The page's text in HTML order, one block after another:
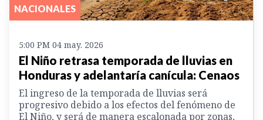
NACIONALES
5:00 PM 04 may. 2026
El Niño retrasa temporada de lluvias en
Honduras y adelantaría canícula: Cenaos
El ingreso de la temporada de lluvias será
progresivo debido a los efectos del fenómeno de
El Niño, y será de manera escalonada por zonas,